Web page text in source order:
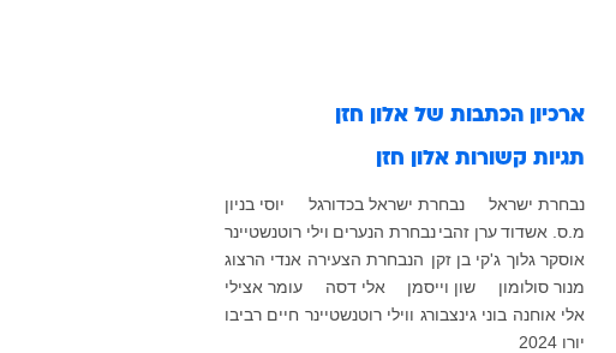
ארכיון הכתבות של אלון חזן
תגיות קשורות אלון חזן
נבחרת ישראל נבחרת ישראל בכדורגל
יוסי בניון
מ.ס. אשדודערן זהבי נבחרת הנערים וילי רוטנשטיינר
אוסקר גלוך ג'קי בן זקן הנבחרת הצעירה אנדי הרצוג
מנור סולומון
שון וייסמן אלי דסה
עומר אצילי
אלי אוחנה בוני גינצבורג ווילי רוטנשטיינר חיים רביבו
יורו 2024